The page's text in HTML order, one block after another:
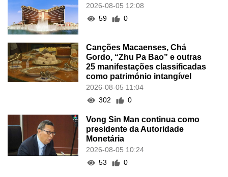
2026-08-05 12:08
59
0
Canções Macaenses, Chá
Gordo, “Zhu Pa Bao” e outras
25 manifestações classificadas
como património intangível
2026-08-05 11:04
302
0
Vong Sin Man continua como
presidente da Autoridade
Monetária
2026-08-05 10:24
53
0